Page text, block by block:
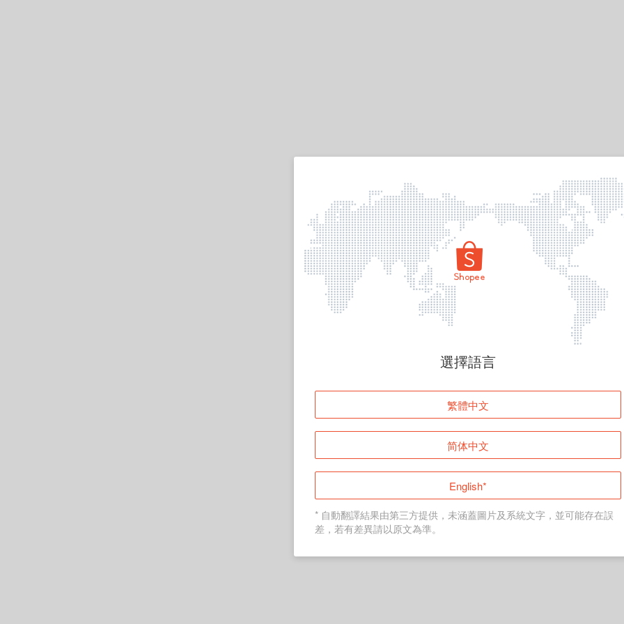
頁面無法顯示
登入
返回首頁
選擇語言
繁體中文
简体中文
English*
* 自動翻譯結果由第三方提供，未涵蓋圖片及系統文字，並可能存在誤
差，若有差異請以原文為準。